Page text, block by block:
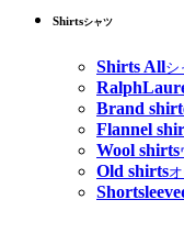
Shirtsシャツ
Shirts Allシ
Brand
Flannel
Wool shirts
Old shirts